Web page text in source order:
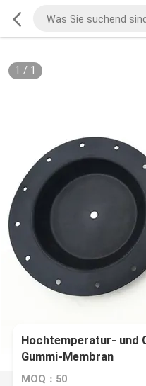
1 / 1
Hochtemperatur- und
Gummi-Membran
MOQ：50